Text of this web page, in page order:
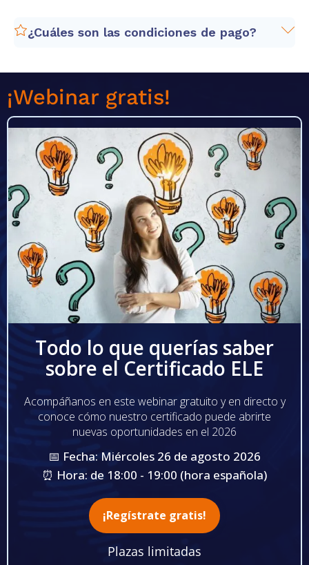
¿Cuáles son las condiciones de pago?
página web de
condiciones generales
¡Webinar gratis!
Todo lo que querías saber
sobre el Certificado ELE
Acompáñanos en este webinar gratuito y en directo y
conoce cómo nuestro certificado puede abrirte
nuevas oportunidades en el 2026
📅 Fecha: Miércoles 26 de agosto 2026
⏰ Hora: de 18:00 - 19:00 (hora española)
¡Regístrate gratis!
Plazas limitadas